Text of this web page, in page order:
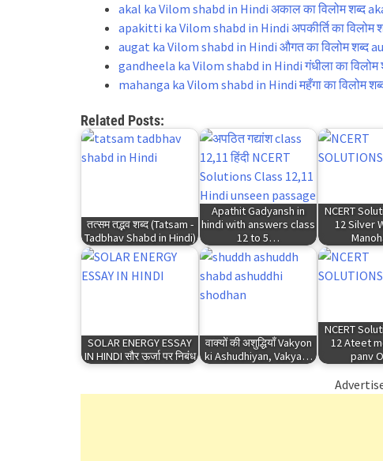
akal ka Vilom shabd in Hindi अकाल का विलोम शब्द
apakitti ka Vilom shabd in Hindi अपकीर्ति का
augat ka Vilom shabd in Hindi औगत का विलोम शब्द
gandheela ka Vilom shabd in Hindi गंधीला का
mahanga ka Vilom shabd in Hindi महँगा का विलोम
Related Posts:
तत्सम तद्भव शब्द (Tatsam -
Tadbhav Shabd in Hindi)
Apathit Gadyansh in
hindi with answers class
12 to 5…
NCERT
12 Silver
SOLAR ENERGY ESSAY
IN HINDI सौर ऊर्जा पर निबंध
वाक्यों की अशुद्धियाँ Vakyon
ki Ashudhiyan, Vakya…
NCERT
12 Ateet
panv